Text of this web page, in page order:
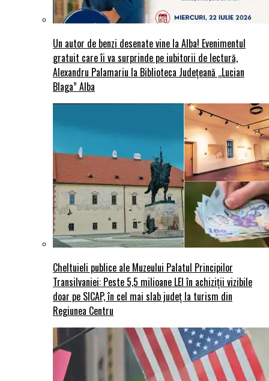
Un autor de benzi desenate vine la Alba! Evenimentul
gratuit care îi va surprinde pe iubitorii de lectură,
Alexandru Palamariu la Biblioteca Județeană „Lucian
Blaga” Alba
Cheltuieli publice ale Muzeului Palatul Principilor
Transilvaniei: Peste 5,5 milioane LEI în achiziții vizibile
doar pe SICAP, în cel mai slab județ la turism din
Regiunea Centru